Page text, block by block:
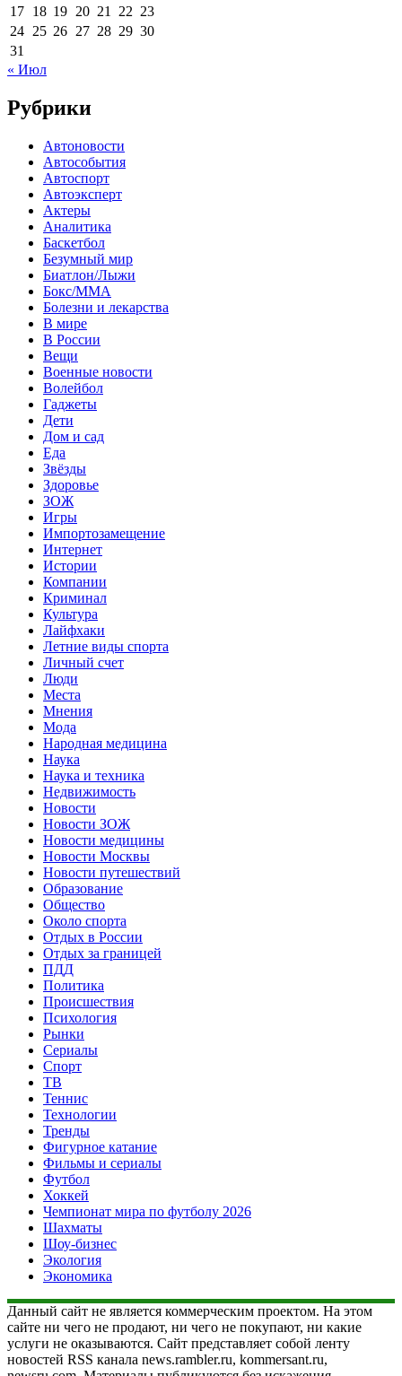
17 18 19 20 21 22 23
24 25 26 27 28 29 30
31
« Июл
Рубрики
Автоновости
Автособытия
Автоспорт
Автоэксперт
Актеры
Аналитика
Баскетбол
Безумный мир
Биатлон/Лыжи
Бокс/MMA
Болезни и лекарства
В мире
В России
Вещи
Военные новости
Волейбол
Гаджеты
Дети
Дом и сад
Еда
Звёзды
Здоровье
ЗОЖ
Игры
Импортозамещение
Интернет
Истории
Компании
Криминал
Культура
Лайфхаки
Летние виды спорта
Личный счет
Люди
Места
Мнения
Мода
Народная медицина
Наука
Наука и техника
Недвижимость
Новости
Новости ЗОЖ
Новости медицины
Новости Москвы
Новости путешествий
Образование
Общество
Около спорта
Отдых в России
Отдых за границей
ПДД
Политика
Происшествия
Психология
Рынки
Сериалы
Спорт
ТВ
Теннис
Технологии
Тренды
Фигурное катание
Фильмы и сериалы
Футбол
Хоккей
Чемпионат мира по футболу 2026
Шахматы
Шоу-бизнес
Экология
Экономика
Данный сайт не является коммерческим проектом. На этом
сайте ни чего не продают, ни чего не покупают, ни какие
услуги не оказываются. Сайт представляет собой ленту
новостей RSS канала news.rambler.ru, kommersant.ru,